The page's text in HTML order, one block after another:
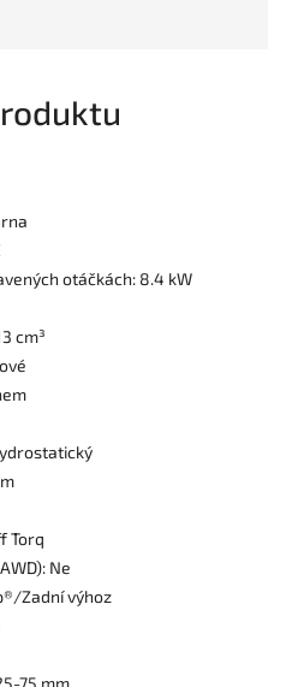
otáčkách: 8.4 kW
cm³
Torq
Ne
Zadní výhoz
75 mm